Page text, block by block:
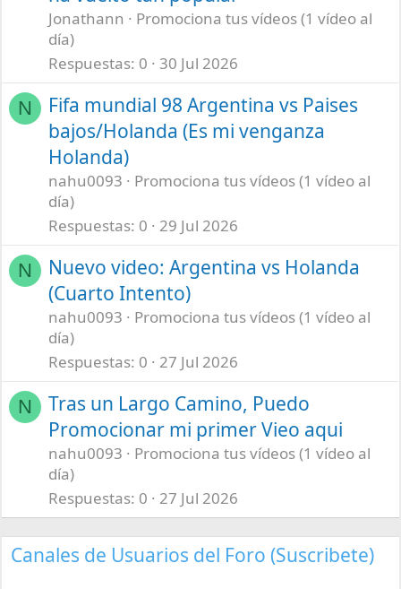
Jonathann
Promociona tus vídeos (1 vídeo al
día)
Respuestas 0 30 Jul 2026
N
Fifa mundial 98 Argentina vs Paises
bajos/Holanda (Es mi venganza
Holanda)
nahu0093
Promociona tus vídeos (1 vídeo al
día)
Respuestas 0 29 Jul 2026
N
Nuevo video: Argentina vs Holanda
(Cuarto Intento)
nahu0093
Promociona tus vídeos (1 vídeo al
día)
Respuestas 0 27 Jul 2026
N
Tras un Largo Camino, Puedo
Promocionar mi primer Vieo aqui
nahu0093
Promociona tus vídeos (1 vídeo al
día)
Respuestas 0 27 Jul 2026
Canales de Usuarios del Foro (Suscribete)